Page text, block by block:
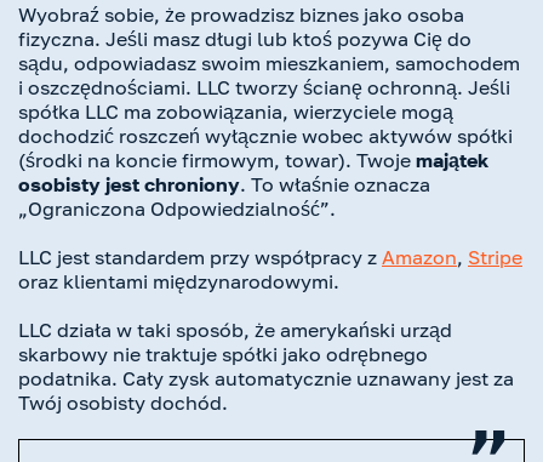
Wyobraź sobie, że prowadzisz biznes jako osoba
fizyczna. Jeśli masz długi lub ktoś pozywa Cię do
sądu, odpowiadasz swoim mieszkaniem, samochodem
i oszczędnościami. LLC tworzy ścianę ochronną. Jeśli
spółka LLC ma zobowiązania, wierzyciele mogą
dochodzić roszczeń wyłącznie wobec aktywów spółki
(środki na koncie firmowym, towar). Twoje majątek
osobisty jest chroniony. To właśnie oznacza
„Ograniczona Odpowiedzialność”.
LLC jest standardem przy współpracy z Amazon, Stripe
oraz klientami międzynarodowymi.
LLC działa w taki sposób, że amerykański urząd
skarbowy nie traktuje spółki jako odrębnego
podatnika. Cały zysk automatycznie uznawany jest za
Twój osobisty dochód.